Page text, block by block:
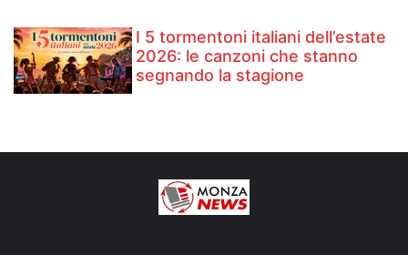
I 5 tormentoni italiani dell’estate
2026: le canzoni che stanno
segnando la stagione